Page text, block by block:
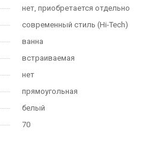
нет, приобретается отдельно
современный стиль (Hi-Tech)
ванна
встраиваемая
нет
прямоугольная
белый
70